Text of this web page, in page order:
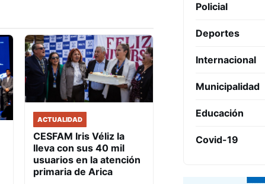
ACTUALIDAD
CESFAM Iris Véliz la
lleva con sus 40 mil
usuarios en la atención
primaria de Arica
Policial
Deportes
Internacional
Municipalidad
Educación
Covid-19